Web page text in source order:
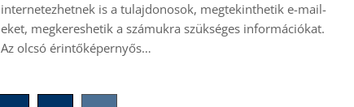
internetezhetnek is a tulajdonosok, megtekinthetik e-mail-
eket, megkereshetik a számukra szükséges információkat.
Az olcsó érintőképernyős…